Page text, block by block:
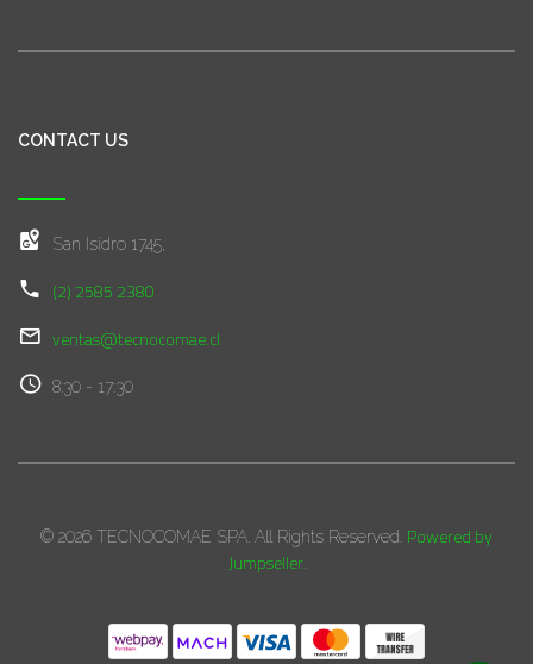
CONTACT US
San Isidro 1745,
(2) 2585 2380
ventas@tecnocomae.cl
8:30 - 17:30
© 2026 TECNOCOMAE SPA. All Rights Reserved. Powered by
Jumpseller.